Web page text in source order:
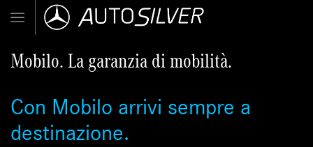
Mobilo. La garanzia di mobilità.
Con Mobilo arrivi sempre a
destinazione.